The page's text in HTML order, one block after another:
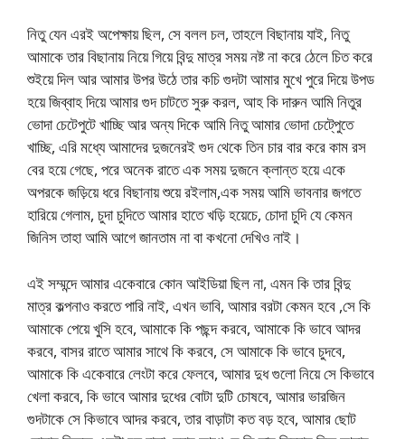
নিতু যেন এরই অপেক্ষায় ছিল, সে বলল চল, তাহলে বিছানায় যাই, নিতু
আমাকে তার বিছানায় নিয়ে গিয়ে বিন্দু মাত্র সময় নষ্ট না করে ঠেলে চিত করে
শুইয়ে দিল আর আমার উপর উঠে তার কচি গুদটা আমার মুখে পুরে দিয়ে উপড
হয়ে জিব্বাহ দিয়ে আমার গুদ চাটতে সুরু করল, আহ কি দারুন আমি নিতুর
ভোদা চেটেপুটে খাচ্ছি আর অন্য দিকে আমি নিতু আমার ভোদা চেটে্পুতে
খাচ্ছি, এরি মধ্যে আমাদের দুজনেরই গুদ থেকে তিন চার বার করে কাম রস
বের হয়ে গেছে, পরে অনেক রাতে এক সময় দুজনে ক্লান্ত হয়ে একে
অপরকে জড়িয়ে ধরে বিছানায় শুয়ে রইলাম,এক সময় আমি ভাবনার জগতে
হারিয়ে গেলাম, চুদা চুদিতে আমার হাতে খড়ি হয়েচে, চোদা চুদি যে কেমন
জিনিস তাহা আমি আগে জানতাম না বা কখনো দেখিও নাই।
এই সম্মন্দে আমার একেবারে কোন আইডিয়া ছিল না, এমন কি তার বিন্দু
মাত্র কল্পনাও করতে পারি নাই, এখন ভাবি, আমার বরটা কেমন হবে ,সে কি
আমাকে পেয়ে খুসি হবে, আমাকে কি পছন্দ করবে, আমাকে কি ভাবে আদর
করবে, বাসর রাতে আমার সাথে কি করবে, সে আমাকে কি ভাবে চুদবে,
আমাকে কি একেবারে লেংটা করে ফেলবে, আমার দুধ গুলো নিয়ে সে কিভাবে
খেলা করবে, কি ভাবে আমার দুধের বোটা দুটি চোষবে, আমার ভারজিন
গুদটাকে সে কিভাবে আদর করবে, তার বাড়াটা কত বড় হবে, আমার ছোট